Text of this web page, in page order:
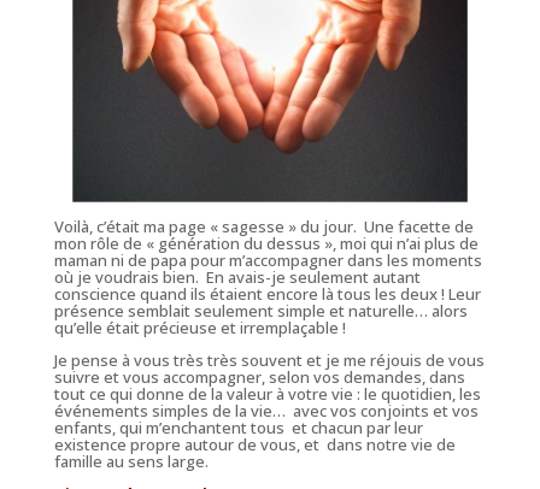
Voilà, c’était ma page « sagesse » du jour. Une facette de
mon rôle de « génération du dessus », moi qui n’ai plus de
maman ni de papa pour m’accompagner dans les moments
où je voudrais bien. En avais-je seulement autant
conscience quand ils étaient encore là tous les deux ! Leur
présence semblait seulement simple et naturelle… alors
qu’elle était précieuse et irremplaçable !
Je pense à vous très très souvent et je me réjouis de vous
suivre et vous accompagner, selon vos demandes, dans
tout ce qui donne de la valeur à votre vie : le quotidien, les
événements simples de la vie… avec vos conjoints et vos
enfants, qui m’enchantent tous et chacun par leur
existence propre autour de vous, et dans notre vie de
famille au sens large.